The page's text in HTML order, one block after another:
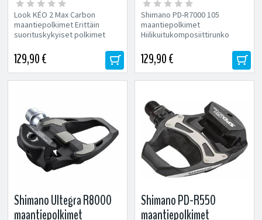
Look KÉO 2 Max Carbon
maantiepolkimet Erittäin
suorituskykyiset polkimet
129,90 €
Shimano PD-R7000 105
maantiepolkimet
Hiilikuitukomposiittirunko
voimansiirtotehon Kestävä...
129,90 €
Shimano Ultegra R8000
maantiepolkimet
Shimano PD-R550
maantiepolkimet